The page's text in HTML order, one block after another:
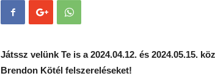
Játssz velünk Te is a 2024.04.12. és 2024.05.15.
Brendon Kötél felszereléseket!